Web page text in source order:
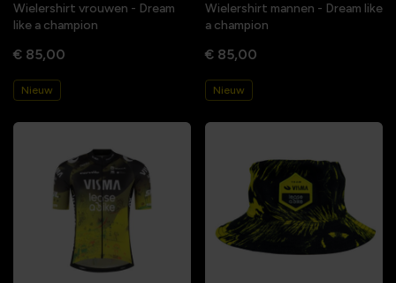
Wielershirt vrouwen - Dream
like a champion
€ 85,00
Nieuw
Wielershirt mannen - Dream like
a champion
€ 85,00
Nieuw